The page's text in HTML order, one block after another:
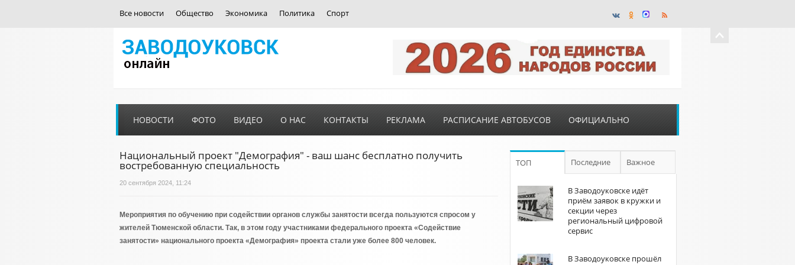
Все новости Общество Экономика Политика Спорт
НОВОСТИ ФОТО ВИДЕО О НАС КОНТАКТЫ РЕКЛАМА РАСПИСАНИЕ АВТОБУСОВ ОФИЦИАЛЬНО
Национальный проект "Демография" - ваш шанс бесплатно получить
востребованную специальность
20 сентября 2024, 11:24
Мероприятия по обучению при содействии органов службы занятости всегда пользуются спросом у
жителей Тюменской области. Так, в этом году участниками федерального проекта «Содействие
занятости» национального проекта «Демография» проекта стали уже более 800 человек.
ТОП Последние Важное
В Заводоуковске идёт
приём заявок в кружки и
секции через
региональный цифровой
сервис
В Заводоуковске прошёл